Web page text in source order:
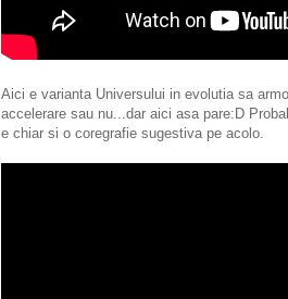
Aici e varianta Universului in evolutia sa
accelerare sau nu...dar aici asa pare:D
e chiar si o coregrafie sugestiva pe acolo.